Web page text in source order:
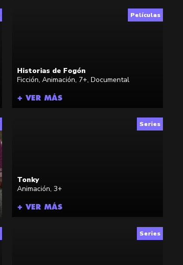
Películas
Historias de Fogón
Ficción, Animación, 7+, Documental
+ VER MÁS
Series
Tonky
Animación, 3+
+ VER MÁS
Series